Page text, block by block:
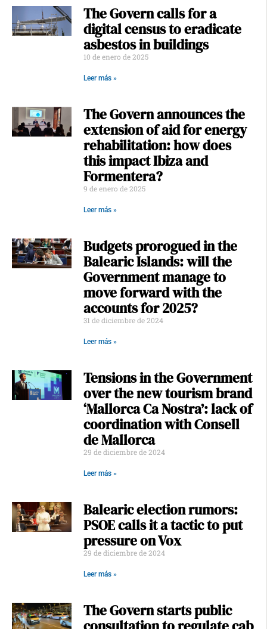
The Govern calls for a
digital census to eradicate
asbestos in buildings
10 de enero de 2025
Leer más »
The Govern announces the
extension of aid for energy
rehabilitation: how does
this impact Ibiza and
Formentera?
9 de enero de 2025
Leer más »
Budgets prorogued in the
Balearic Islands: will the
Government manage to
move forward with the
accounts for 2025?
31 de diciembre de 2024
Leer más »
Tensions in the Government
over the new tourism brand
‘Mallorca Ca Nostra’: lack of
coordination with Consell
de Mallorca
29 de diciembre de 2024
Leer más »
Balearic election rumors:
PSOE calls it a tactic to put
pressure on Vox
29 de diciembre de 2024
Leer más »
The Govern starts public